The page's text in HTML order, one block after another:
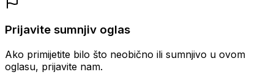
Prijavite sumnjiv oglas
Ako primijetite bilo što neobično ili sumnjivo u ovom
oglasu, prijavite nam.